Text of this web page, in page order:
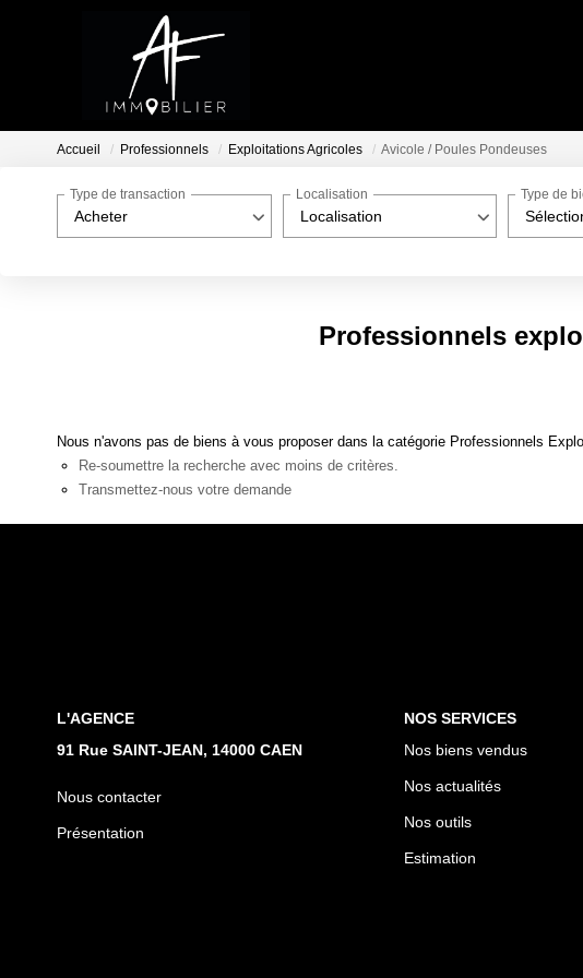
Accueil Professionnels Exploitations Agricoles Avicole / Poules Pondeuses
Acheter
Type de transaction
Localisation
Localisation Type de
Professionnels
Nous n'avons pas de biens à vous proposer dans la catégorie Professionnels
Re-soumettre la recherche avec moins de critères.
Transmettez-nous votre demande
L'AGENCE
91 Rue SAINT-JEAN, 14000 CAEN
Nous contacter
Présentation
NOS SERVICES
Nos biens vendus
Nos actualités
Nos outils
Estimation